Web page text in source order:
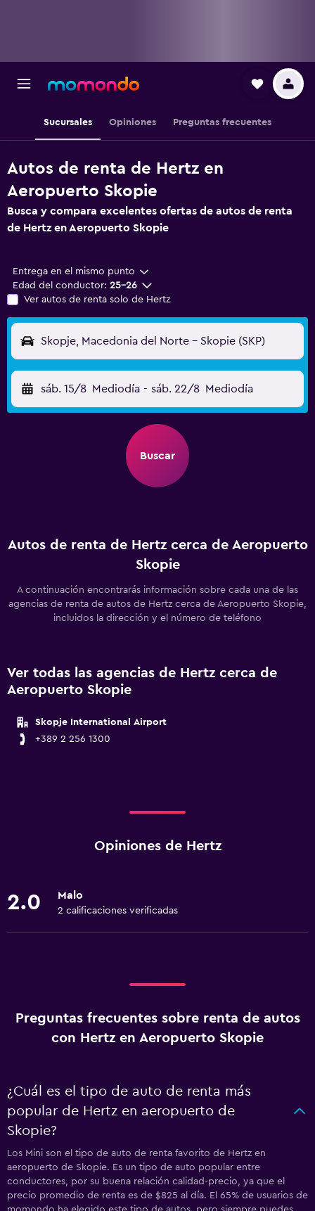
Sucursales Opiniones Preguntas frecuentes
Autos de renta de Hertz en
Aeropuerto Skopie
Busca y compara excelentes ofertas de autos de renta
de Hertz en Aeropuerto Skopie
Entrega en el mismo punto
Edad del conductor: 25-26
Ver autos de renta solo de Hertz
Skopje, Macedonia del Norte - Skopie (SKP)
sáb. 15/8 Mediodía - sáb. 22/8 Mediodía
Buscar
Autos de renta de Hertz cerca de Aeropuerto
Skopie
A continuación encontrarás información sobre cada una de las
agencias de renta de autos de Hertz cerca de Aeropuerto Skopie,
incluidos la dirección y el número de teléfono
Ver todas las agencias de Hertz cerca de
Aeropuerto Skopie
Skopje International Airport
+389 2 256 1300
Opiniones de Hertz
2.0 Malo
2 calificaciones verificadas
Preguntas frecuentes sobre renta de autos
con Hertz en Aeropuerto Skopie
¿Cuál es el tipo de auto de renta más
popular de Hertz en aeropuerto de
Skopie?
Los Mini son el tipo de auto de renta favorito de Hertz en
aeropuerto de Skopie. Es un tipo de auto popular entre
conductores, por su buena relación calidad-precio, ya que el
precio promedio de renta es de $825 al día. El 65% de usuarios de